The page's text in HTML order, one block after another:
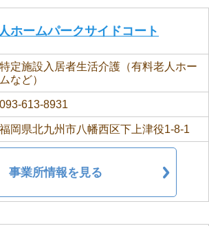
ホームパークサイドコート
特定施設入居者生活介護（有料老人ホー
ムなど）
093-613-8931
福岡県北九州市八幡西区下上津役1-8-1
事業所情報を見る